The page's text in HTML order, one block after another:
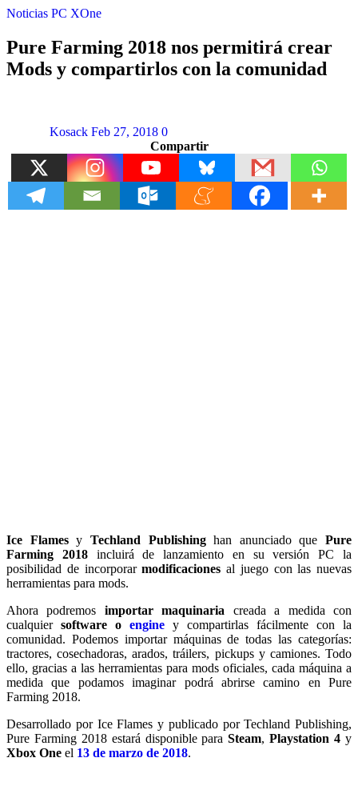
Noticias PC XOne
Pure Farming 2018 nos permitirá crear
Mods y compartirlos con la comunidad
Kosack Feb 27, 2018 0
Compartir
Ice Flamesy Techland Publishinghan anunciado que Pure
Farming 2018incluirá de lanzamiento en su versión PC la
posibilidad de incorporarmodificaciones al juego con las nuevas
herramientas para mods.
Ahora podremos importar maquinaria creada a medida con
cualquier software o engine y compartirlas fácilmente con la
comunidad. Podemos importar máquinas de todas las categorías:
tractores, cosechadoras, arados, tráilers, pickups y camiones. Todo
ello, gracias a las herramientas para mods oficiales, cada máquina a
medida que podamos imaginar podrá abrirse camino en Pure
Farming 2018.
Desarrollado por Ice Flames y publicado por Techland Publishing,
Pure Farming 2018 estará disponible paraSteam,Playstation 4 y
Xbox One el 13 de marzo de 2018.